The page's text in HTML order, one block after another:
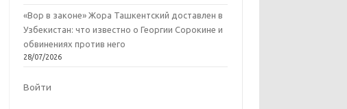
«Вор в законе» Жора Ташкентский доставлен в
Узбекистан: что известно о Георгии Сорокине и
обвинениях против него
28/07/2026
Войти